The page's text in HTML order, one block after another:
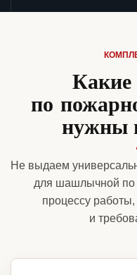
по
нужны
Не выдаем
для шашлычной по
процессу
и